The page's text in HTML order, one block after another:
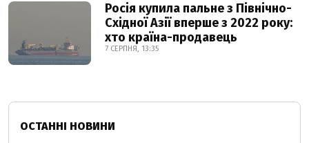
Росія купила пальне з Північно-
Східної Азії вперше з 2022 року:
хто країна-продавець
7 СЕРПНЯ, 13:35
ОСТАННІ НОВИНИ